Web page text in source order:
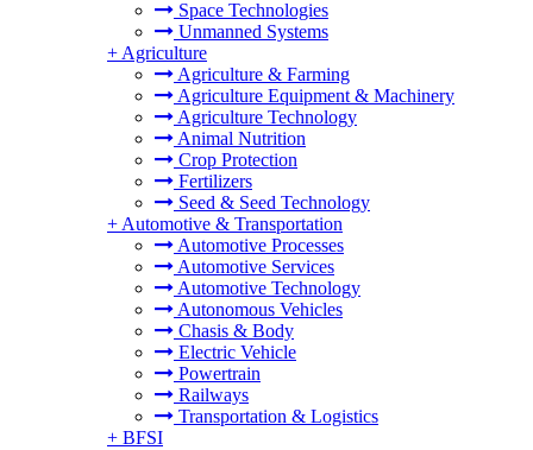
Space Technologies
Unmanned Systems
+ Agriculture
Agriculture & Farming
Agriculture Equipment & Machinery
Agriculture Technology
Animal Nutrition
Crop Protection
Fertilizers
Seed & Seed Technology
+ Automotive & Transportation
Automotive Processes
Automotive Services
Automotive Technology
Autonomous Vehicles
Chasis & Body
Electric Vehicle
Powertrain
Railways
Transportation & Logistics
+ BFSI